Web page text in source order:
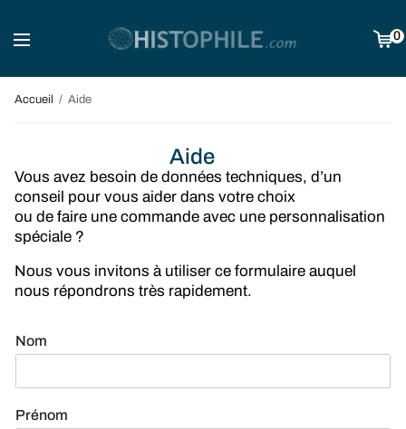
0
Accueil Aide
Aide
Vous avez besoin de données techniques, d’un
conseil pour vous aider dans votre choix
ou de faire une commande avec une personnalisation
spéciale ?
Nous vous invitons à utiliser ce formulaire auquel
nous répondrons très rapidement.
Nom
Prénom